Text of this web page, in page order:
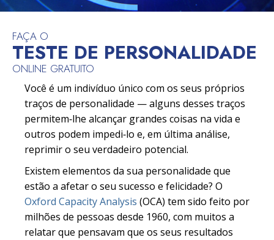
FAÇA O
TESTE DE PERSONALIDADE
ONLINE GRATUITO
Você é um indivíduo único com os seus próprios
traços de personalidade — alguns desses traços
permitem‑lhe alcançar grandes coisas na vida e
outros podem impedi‑lo e, em última análise,
reprimir o seu verdadeiro potencial.
Existem elementos da sua personalidade que
estão a afetar o seu sucesso e felicidade? O
Oxford Capacity Analysis (OCA) tem sido feito por
milhões de pessoas desde 1960, com muitos a
relatar que pensavam que os seus resultados